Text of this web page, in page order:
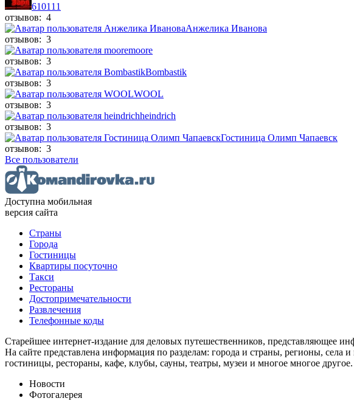
610111
отзывов: 4
Анжелика Иванова
отзывов: 3
moore
отзывов: 3
Bombastik
отзывов: 3
WOOL
отзывов: 3
heindrich
отзывов: 3
Гостиница Олимп Чапаевск
отзывов: 3
Все пользователи
Доступна мобильная
версия сайта
Страны
Города
Гостиницы
Квартиры посуточно
Такси
Рестораны
Достопримечательности
Развлечения
Телефонные коды
Старейшее интернет-издание для деловых путешественников, представляющее
На сайте представлена информация по разделам: города и страны, регионы,
гостиницы, рестораны, кафе, клубы, сауны, театры, музеи и многое многое другое.
Новости
Фотогалерея